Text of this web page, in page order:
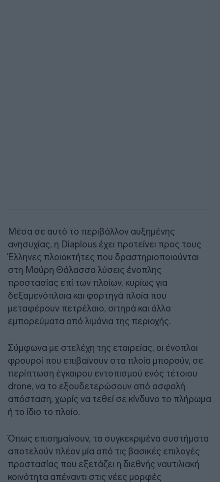
Μέσα σε αυτό το περιβάλλον αυξημένης
ανησυχίας, η Diaplous έχει προτείνει προς τους
Έλληνες πλοιοκτήτες που δραστηριοποιούνται
στη Μαύρη Θάλασσα λύσεις ένοπλης
προστασίας επί των πλοίων, κυρίως για
δεξαμενόπλοια και φορτηγά πλοία που
μεταφέρουν πετρέλαιο, σιτηρά και άλλα
εμπορεύματα από λιμάνια της περιοχής.
Σύμφωνα με στελέχη της εταιρείας, οι ένοπλοι
φρουροί που επιβαίνουν στα πλοία μπορούν, σε
περίπτωση έγκαιρου εντοπισμού ενός τέτοιου
drone, να το εξουδετερώσουν από ασφαλή
απόσταση, χωρίς να τεθεί σε κίνδυνο το πλήρωμα
ή το ίδιο το πλοίο.
Όπως επισημαίνουν, τα συγκεκριμένα συστήματα
αποτελούν πλέον μία από τις βασικές επιλογές
προστασίας που εξετάζει η διεθνής ναυτιλιακή
κοινότητα απέναντι στις νέες μορφές